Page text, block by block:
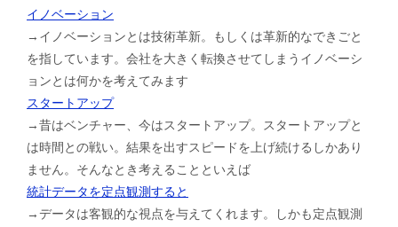
イノベーション
→イノベーションとは技術革新。もしくは革新的なできごと
を指しています。会社を大きく転換させてしまうイノベーシ
ョンとは何かを考えてみます
スタートアップ
→昔はベンチャー、今はスタートアップ。スタートアップと
は時間との戦い。結果を出すスピードを上げ続けるしかあり
ません。そんなとき考えることといえば
統計データを定点観測すると
→データは客観的な視点を与えてくれます。しかも定点観測